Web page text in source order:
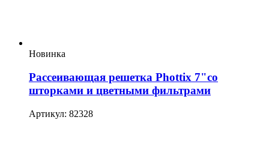
Новинка
Рассеивающая решетка Phottix 7"со
шторками и цветными фильтрами
Артикул: 82328